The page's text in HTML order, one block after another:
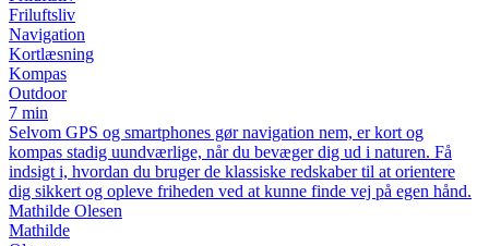
Friluftsliv
Navigation
Kortlæsning
Kompas
Outdoor
7 min
Selvom GPS og smartphones gør navigation nem, er kort og
kompas stadig uundværlige, når du bevæger dig ud i naturen. Få
indsigt i, hvordan du bruger de klassiske redskaber til at orientere
dig sikkert og opleve friheden ved at kunne finde vej på egen hånd.
Mathilde Olesen
Mathilde